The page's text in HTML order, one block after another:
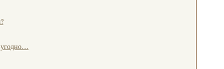
угодно…